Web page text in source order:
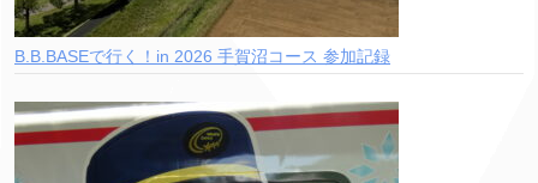
B.B.BASEで行く！in 2026 手賀沼コース 参加記録